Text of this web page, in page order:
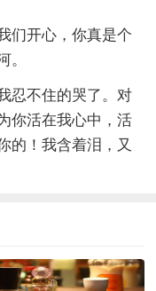
们开心，你真是个
。
忍不住的哭了。对
你活在我心中，活
的！我含着泪，又